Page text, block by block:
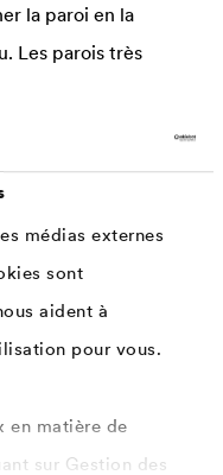
médias externes
sont
aident à
pour vous.
en matière de
sur Gestion des
la paroi en la
Les parois très
Séchage : 1 h ½
le temps de séchage
du type, de l’état